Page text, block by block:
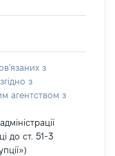
з
з
агентством з
до ст. 51-3